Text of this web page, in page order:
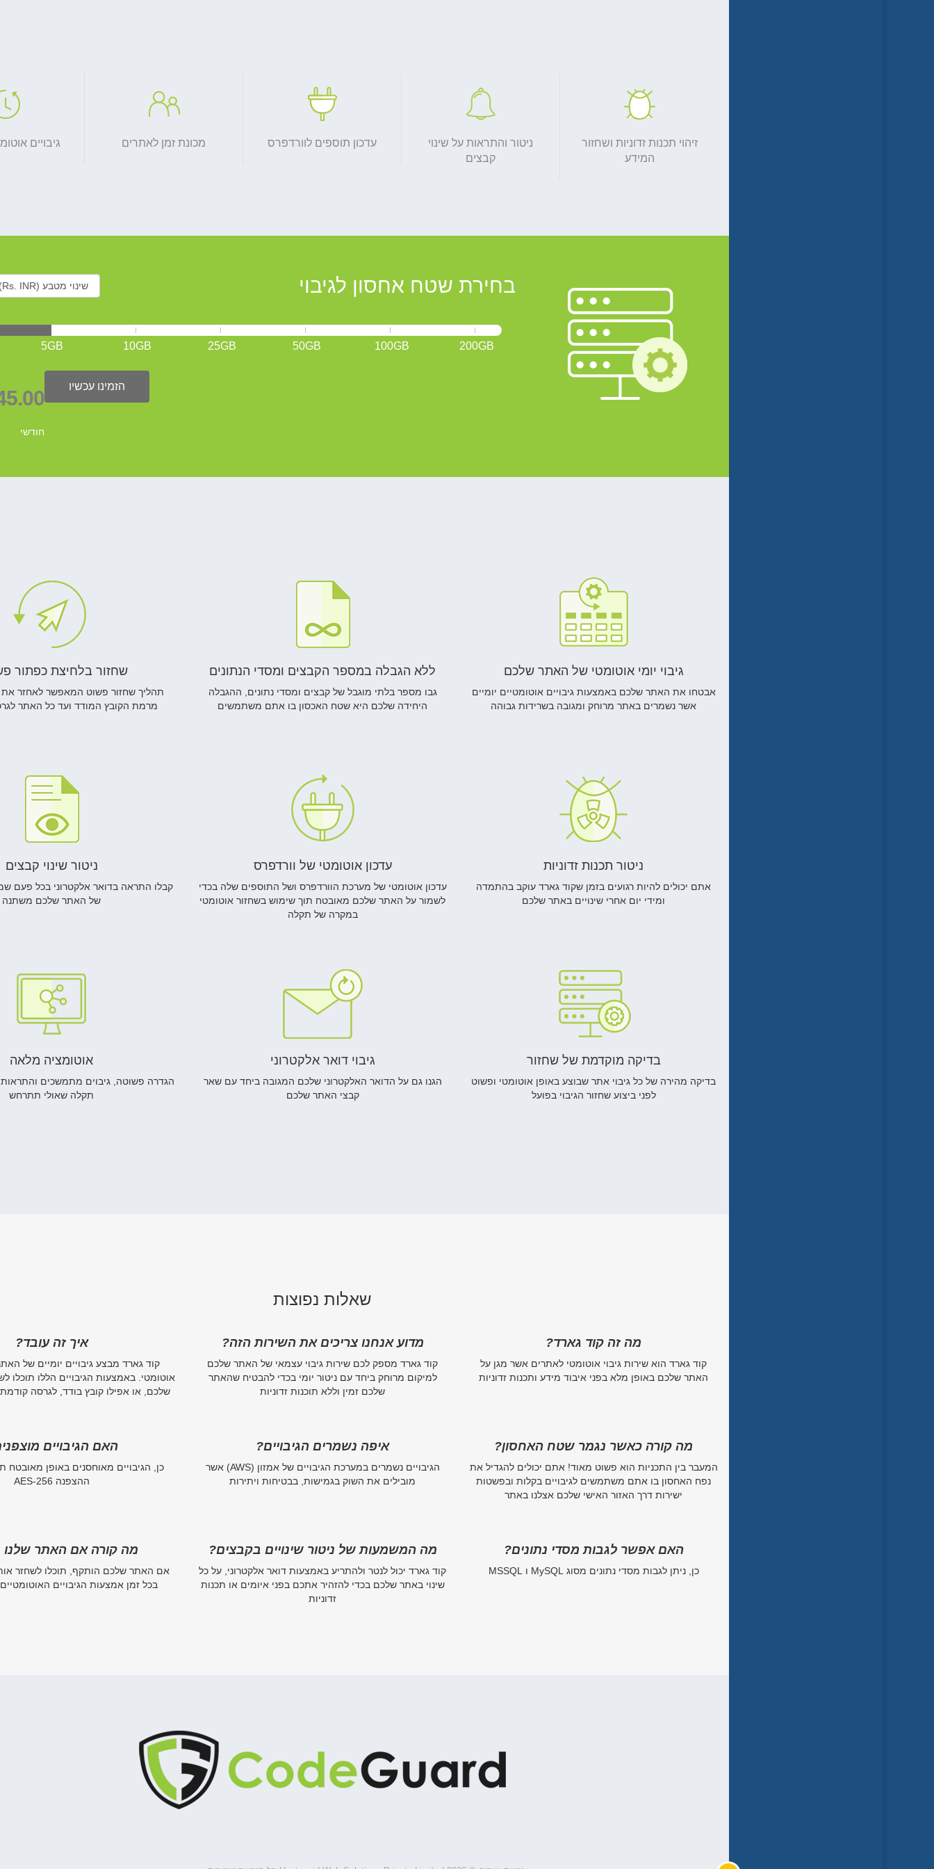
גיבויים מכונת זמן לאתרים עדכון תוספים לוורדפרס
ניטור והתראות על שינוי
קבצים
זיהוי תכנות זדוניות ושחזור
המידע
בחירת שטח אחסון לגיבוי
5GB 10GB 25GB 50GB 100GB 200GB
חודשי
הזמינו עכשיו
גיבוי יומי אוטומטי של האתר שלכם
אבטחו את האתר שלכם באמצעות גיבויים אוטומטיים יומיים
אשר נשמרים באתר מרוחק ומגובה בשרידות גבוהה
ללא הגבלה במספר הקבצים ומסדי הנתונים
גבו מספר בלתי מוגבל של קבצים ומסדי נתונים, ההגבלה
היחידה שלכם היא שטח האכסון בו אתם משתמשים
שחזור בלחיצת כפתור
תהליך שחזור פשוט המאפשר לאחזר את
מרמת הקובץ המודד ועד כל האתר
ניטור תכנות זדוניות
אתם יכולים להיות רגועים בזמן שקוד גארד עוקב בהתמדה
ומידי יום אחרי שינויים באתר שלכם
עדכון אוטומטי של וורדפרס
עדכון אוטומטי של מערכת הוורדפרס ושל התוספים שלה בכדי
לשמור על האתר שלכם מאובטח תוך שימוש בשחזור אוטומטי
במקרה של תקלה
ניטור שינוי קבצים
קבלו התראה בדואר אלקטרוני בכל פעם
של האתר שלכם משתנה
בדיקה מוקדמת של שחזור
בדיקה מהירה של כל גיבוי אתר שבוצע באופן אוטומטי ופשוט
לפני ביצוע שחזור הגיבוי בפועל
גיבוי דואר אלקטרוני
הגנו גם על הדואר האלקטרוני שלכם המגובה ביחד עם שאר
קבצי האתר שלכם
אוטומציה מלאה
הגדרה פשוטה, גיבוים מתמשכים והתראות
תקלה שאולי תתרחש
שאלות נפוצות
מה זה קוד גארד?
קוד גארד הוא שירות גיבוי אוטומטי לאתרים אשר מגן על
האתר שלכם באופן מלא בפני איבוד מידע ותכנות זדוניות
מדוע אנחנו צריכים את השירות הזה?
קוד גארד מספק לכם שירות גיבוי עצמאי של האתר שלכם
למיקום מרוחק ביחד עם ניטור יומי בכדי להבטיח שהאתר
שלכם זמין וללא תוכנות זדוניות
איך זה עובד?
קוד גארד מבצע גיבויים יומיים של
אוטומטי. באמצעות הגיבויים הללו תוכלו
שלכם, או אפילו קובץ בודד, לגרסה
מה קורה כאשר נגמר שטח האחסון?
המעבר בין התכניות הוא פשוט מאוד! אתם יכולים להגדיל את
נפח האחסון בו אתם משתמשים לגיבויים בקלות ובפשטות
ישירות דרך האזור האישי שלכם אצלנו באתר
איפה נשמרים הגיבויים?
הגיבויים נשמרים במערכת הגיבויים של אמזון (AWS) אשר
מובילים את השוק בגמישות, בבטיחות ויתירות
האם הגיבויים
כן, הגיבויים מאוחסנים באופן מאובטח
ההצפנה AES-256
האם אפשר לגבות מסדי נתונים?
כן, ניתן לגבות מסדי נתונים מסוג MySQL ו MSSQL
מה המשמעות של ניטור שינויים בקבצים?
קוד גארד יכול לנטר ולהתריע באמצעות דואר אלקטרוני, על כל
שינוי באתר שלכם בכדי להזהיר אתכם בפני איומים או תכנות
זדוניות
מה קורה אם האתר שלנו
אם האתר שלכם הותקף, תוכלו לשחזר
בכל זמן אמצעות הגיבויים